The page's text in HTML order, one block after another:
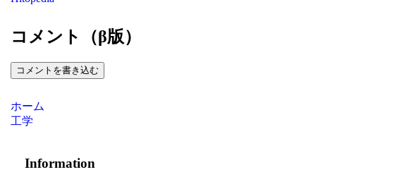
コメント（β版）
コメントを書き込む
ホーム
工学
Information